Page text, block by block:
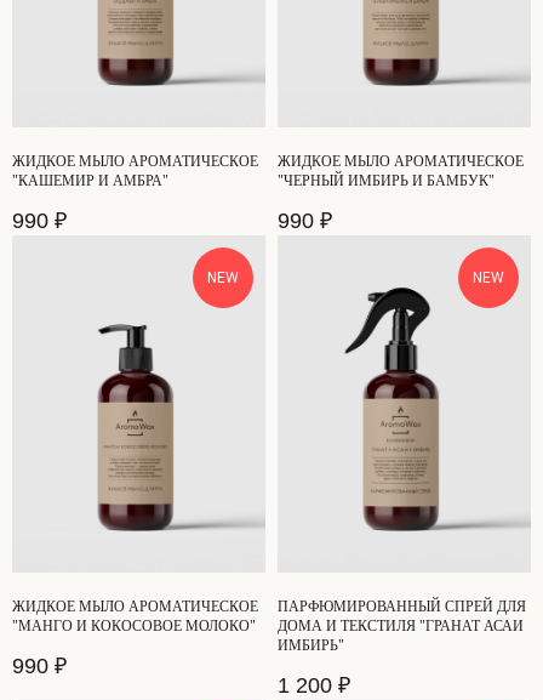
ЖИДКОЕ МЫЛО АРОМАТИЧЕСКОЕ
"КАШЕМИР И АМБРА"
990 ₽
ЖИДКОЕ МЫЛО АРОМАТИЧЕСКОЕ
"ЧЕРНЫЙ ИМБИРЬ И БАМБУК"
990 ₽
NEW
ЖИДКОЕ МЫЛО АРОМАТИЧЕСКОЕ
"МАНГО И КОКОСОВОЕ МОЛОКО"
990 ₽
NEW
ПАРФЮМИРОВАННЫЙ СПРЕЙ ДЛЯ
ДОМА И ТЕКСТИЛЯ "ГРАНАТ АСАИ
ИМБИРЬ"
1 200 ₽